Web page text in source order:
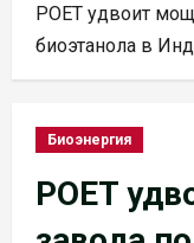
POET удвоит
биоэтанола в
Биоэнергия
POET